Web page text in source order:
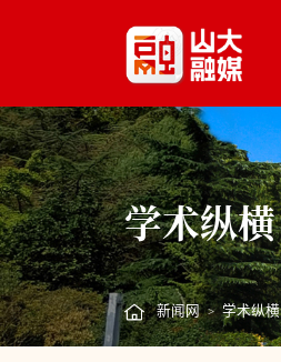
学术纵横
新闻网 > 学术纵横